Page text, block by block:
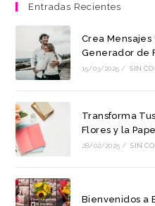
Entradas Recientes
Crea Mensajes
Generador de
15/03/2025 / SIN
Transforma
Flores y la
28/02/2025 / SIN
Bienvenidos a